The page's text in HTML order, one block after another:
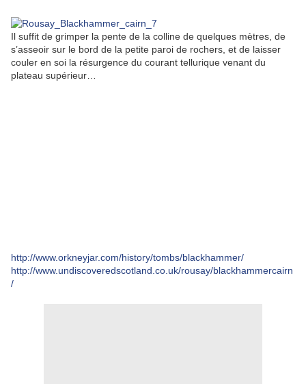
Il suffit de grimper la pente de la colline de quelques mètres, de
s’asseoir sur le bord de la petite paroi de rochers, et de laisser
couler en soi la résurgence du courant tellurique venant du
plateau supérieur…
http://www.orkneyjar.com/history/tombs/blackhammer/
http://www.undiscoveredscotland.co.uk/rousay/blackhammercairn
/